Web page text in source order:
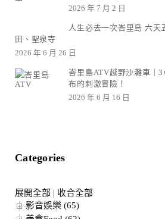
2026 年 7 月 2 日
人生必去一次峇里島 六天
田、聖泉寺
2026 年 6 月 26 日
峇里島ATV越野沙灘車｜
布的刺激冒險！
2026 年 6 月 16 日
Categories
展開全部 | 收合全部
影音娛樂 (65)